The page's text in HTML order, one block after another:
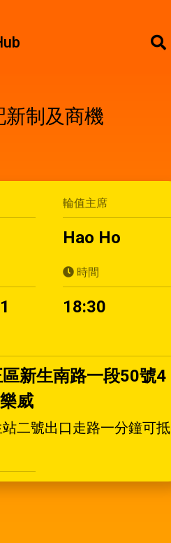
新制及商機
輪值主席
Hao Ho
時間
18:30
新生南路一段50號4
威
二號出口走路一分鐘可抵